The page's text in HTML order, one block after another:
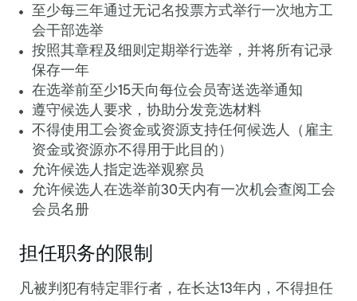
至少每三年通过无记名投票方式举行一次地方工
会干部选举
按照其章程及细则定期举行选举，并将所有记录
保存一年
在选举前至少15天向每位会员寄送选举通知
遵守候选人要求，协助分发竞选材料
不得使用工会资金或资源支持任何候选人（雇主
资金或资源亦不得用于此目的）
允许候选人指定选举观察员
允许候选人在选举前30天内有一次机会查阅工会
会员名册
担任职务的限制
凡被判犯有特定罪行者，在长达13年内，不得担任